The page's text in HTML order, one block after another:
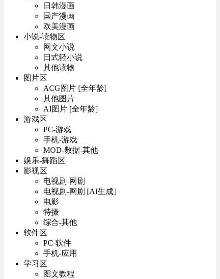
日韩漫画
国产漫画
欧美漫画
小说-读物区
网文小说
日式轻小说
其他读物
图片区
ACG图片 [全年龄]
其他图片
AI图片 [全年龄]
游戏区
PC-游戏
手机-游戏
MOD-数据-其他
娱乐-舞蹈区
影视区
电视剧-网剧
电视剧-网剧 [AI生成]
电影
特摄
综合-其他
软件区
PC-软件
手机-应用
学习区
图文教程